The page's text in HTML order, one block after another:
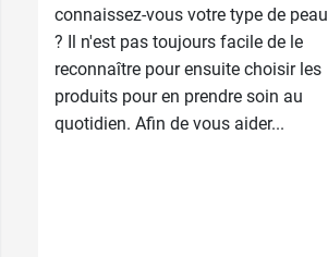
connaissez-vous votre type de peau
? Il n'est pas toujours facile de le
reconnaître pour ensuite choisir les
produits pour en prendre soin au
quotidien. Afin de vous aider...